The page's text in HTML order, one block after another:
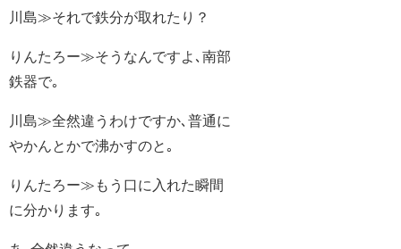
川島≫それで鉄分が取れたり？
りんたろー≫そうなんですよ､南部
鉄器で｡
川島≫全然違うわけですか､普通に
やかんとかで沸かすのと｡
りんたろー≫もう口に入れた瞬間
に分かります｡